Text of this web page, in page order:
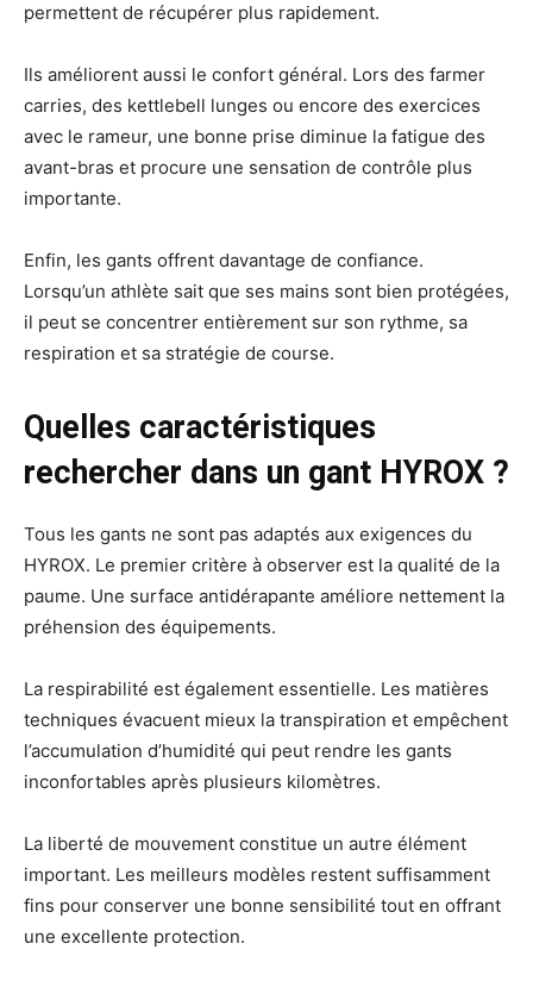
permettent de récupérer plus rapidement.
Ils améliorent aussi le confort général. Lors des farmer
carries, des kettlebell lunges ou encore des exercices
avec le rameur, une bonne prise diminue la fatigue des
avant-bras et procure une sensation de contrôle plus
importante.
Enfin, les gants offrent davantage de confiance.
Lorsqu’un athlète sait que ses mains sont bien protégées,
il peut se concentrer entièrement sur son rythme, sa
respiration et sa stratégie de course.
Quelles caractéristiques
rechercher dans un gant HYROX ?
Tous les gants ne sont pas adaptés aux exigences du
HYROX. Le premier critère à observer est la qualité de la
paume. Une surface antidérapante améliore nettement la
préhension des équipements.
La respirabilité est également essentielle. Les matières
techniques évacuent mieux la transpiration et empêchent
l’accumulation d’humidité qui peut rendre les gants
inconfortables après plusieurs kilomètres.
La liberté de mouvement constitue un autre élément
important. Les meilleurs modèles restent suffisamment
fins pour conserver une bonne sensibilité tout en offrant
une excellente protection.